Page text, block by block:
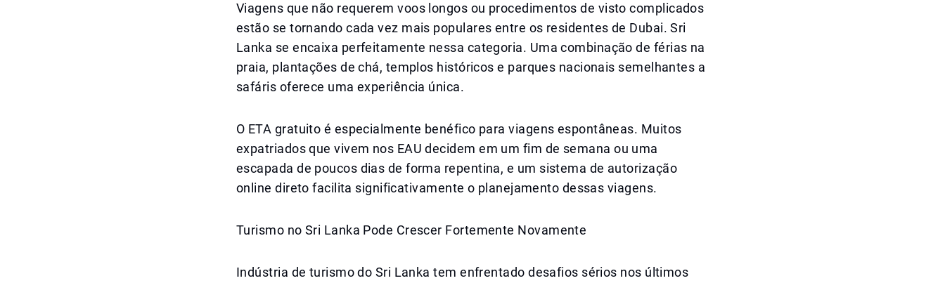
Viagens que não requerem voos longos ou procedimentos de visto complicados
estão se tornando cada vez mais populares entre os residentes de Dubai. Sri
Lanka se encaixa perfeitamente nessa categoria. Uma combinação de férias na
praia, plantações de chá, templos históricos e parques nacionais semelhantes a
safáris oferece uma experiência única.
O ETA gratuito é especialmente benéfico para viagens espontâneas. Muitos
expatriados que vivem nos EAU decidem em um fim de semana ou uma
escapada de poucos dias de forma repentina, e um sistema de autorização
online direto facilita significativamente o planejamento dessas viagens.
Turismo no Sri Lanka Pode Crescer Fortemente Novamente
Indústria de turismo do Sri Lanka tem enfrentado desafios sérios nos últimos